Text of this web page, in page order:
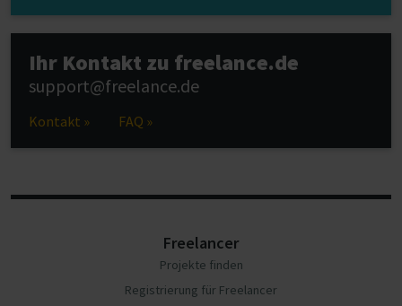
Ihr Kontakt zu freelance.de
support@freelance.de
Kontakt » FAQ »
Freelancer
Projekte finden
Registrierung für Freelancer